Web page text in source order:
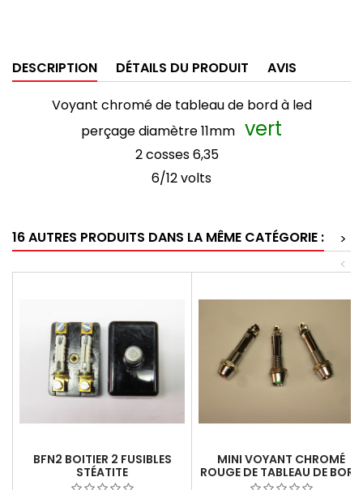
DESCRIPTION DÉTAILS DU PRODUIT
AVIS
Voyant chromé de tableau de bord à led
perçage diamètre 11mm vert
2 cosses 6,35
6/12 volts
16 AUTRES PRODUITS DANS LA MÊME CATÉGORIE :
>
<
BFN2 BOITIER 2 FUSIBLES
STÉATITE
MINI VOYANT CHROMÉ
ROUGE DE TABLEAU DE BORD